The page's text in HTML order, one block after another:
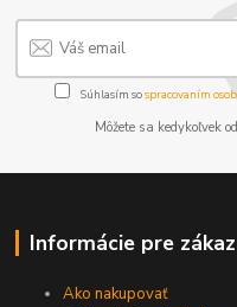
Súhlasím sospracovaním
Môžete sa kedykoľvek
Informácie pre
Ako nakupovať